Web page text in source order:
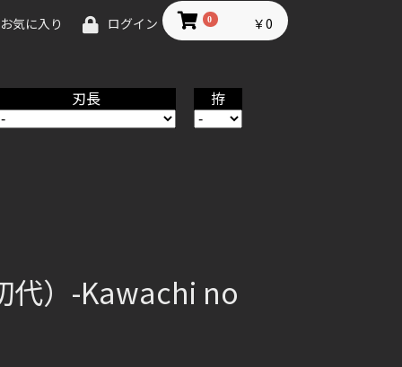
お気に入り ログイン 0 ￥0
刃長 拵
代）-Kawachi no